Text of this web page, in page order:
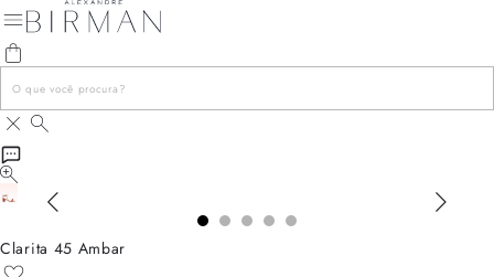
Clarita 45 Ambar